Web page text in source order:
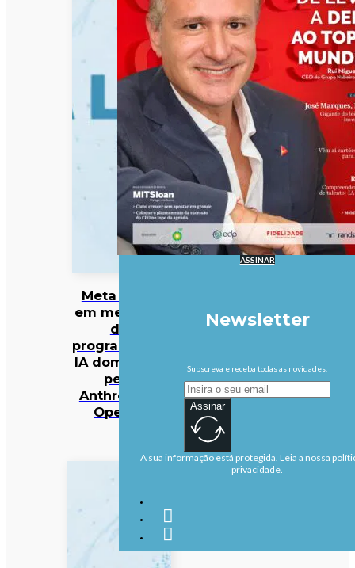
Meta entra
em mercado
da
programação
IA dominado
pela
Anthropic e
OpenAI
ASSINAR
Newsletter
Subscreva e receba todas as novidades.
Assinar
A sua informação está protegida. Leia a nossa
privacidade.